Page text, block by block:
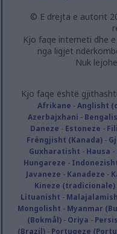
© E drejta e autorit
Kjo faqe interneti dhe
nga ligjet
Nuk
Kjo faqe është
Afrikane -Anglisht
Azerbajxhani -
Daneze - Estoneze -
Frëngjisht (Kanada)-
Guxharatisht - Hausa -
Hungareze -
Javaneze - Kanadeze -
Kineze (tradicionale)
Lituanisht -
Mongolisht - Myanmar
(Bokmål) - Oriya -
(Brazil) - Portugeze